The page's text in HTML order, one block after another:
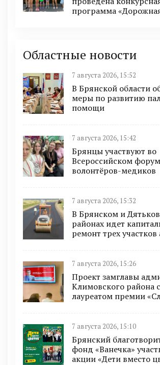
программа
Областные новости
7 августа 2026, 15:52
В Брянской области
меры по развитию
помощи
7 августа 2026, 15:42
Брянцы участвуют во
Всероссийском
волонтёров-медиков
7 августа 2026, 15:32
В Брянском и
районах идет
ремонт трех
7 августа 2026, 15:26
Проект замглавы
Климовского района
лауреатом премии
7 августа 2026, 15:10
Брянский
фонд «Ванечка»
акции «Дети вместо